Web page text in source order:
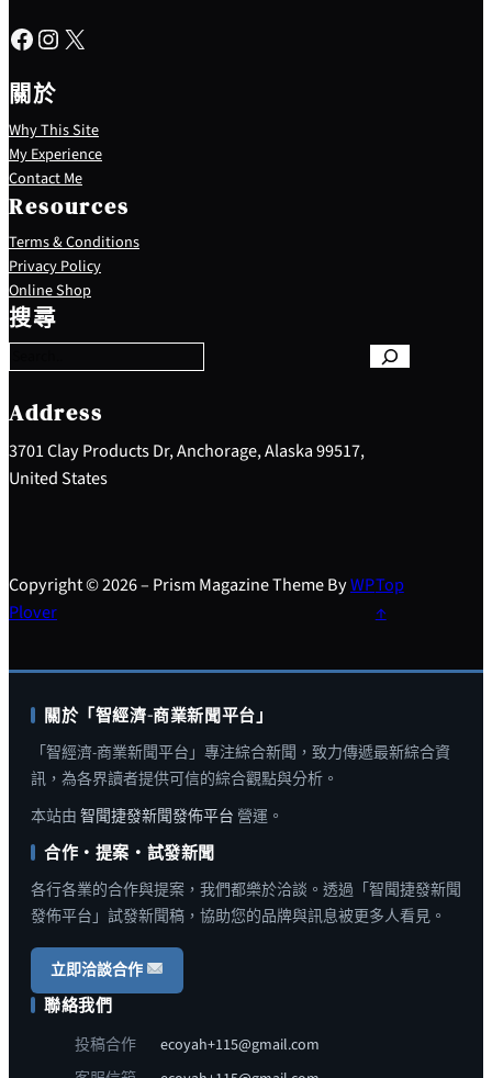
Facebook Instagram X
關於
Why This Site
My Experience
Contact Me
Resources
Terms & Conditions
Privacy Policy
Online Shop
搜尋
S
e
a
c
h
Address
3701 Clay Products Dr, Anchorage, Alaska 99517,
United States
Copyright © 2026 – Prism Magazine Theme ByWP
Plover
Top
↑
關於「智經濟-商業新聞平台」
「智經濟-商業新聞平台」專注綜合新聞，致力傳遞最新綜合資
訊，為各界讀者提供可信的綜合觀點與分析。
本站由 智聞捷發新聞發佈平台 營運。
合作・提案・試發新聞
各行各業的合作與提案，我們都樂於洽談。透過「智聞捷發新聞
發佈平台」試發新聞稿，協助您的品牌與訊息被更多人看見。
立即洽談合作
聯絡我們
投稿合作
ecoyah+115@gmail.com